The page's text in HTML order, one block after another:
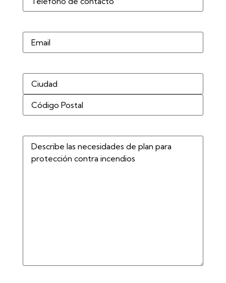
Correo
electrónico
Dirección
Describe
necesidades